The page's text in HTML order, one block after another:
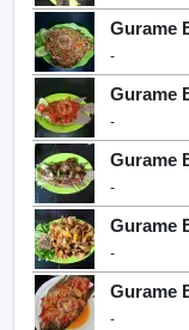
Gurame
-
Gurame
-
Gurame
-
Gurame
-
Gurame
-